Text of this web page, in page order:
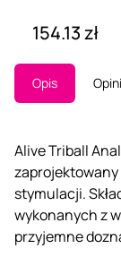
154.13 zł
Opis
Alive Triball
stymulacji.
wykonanych z
przyjemne